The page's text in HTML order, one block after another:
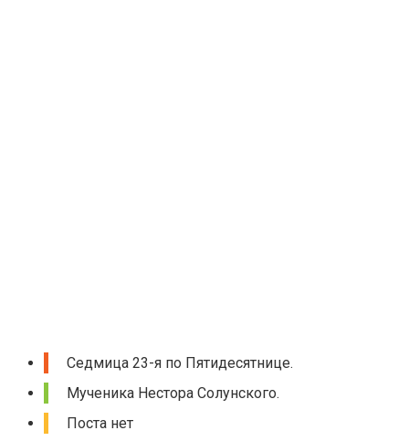
Седмица 23-я по Пятидесятнице.
Мученика Нестора Солунского.
Поста нет